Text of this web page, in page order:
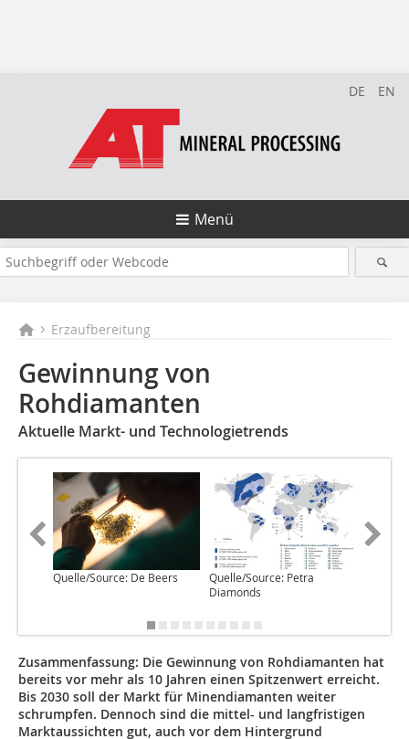
DE EN
Menü
Erzaufbereitung
Gewinnung von
Rohdiamanten
Aktuelle Markt- und Technologietrends
Quelle/Source: De Beers
Quelle/Source: Petra
Diamonds
Zusammenfassung: Die Gewinnung von Rohdiamanten hat
bereits vor mehr als 10 Jahren einen Spitzenwert erreicht.
Bis 2030 soll der Markt für Minendiamanten weiter
schrumpfen. Dennoch sind die mittel- und langfristigen
Marktaussichten gut, auch vor dem Hintergrund